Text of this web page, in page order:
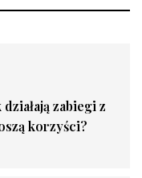
zabiegi z
korzyści?